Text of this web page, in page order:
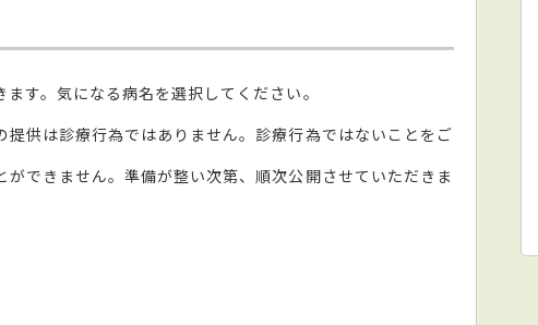
す。気になる病名を選択してください。
供は診療行為ではありません。診療行為ではないことをご
できません。準備が整い次第、順次公開させていただきま